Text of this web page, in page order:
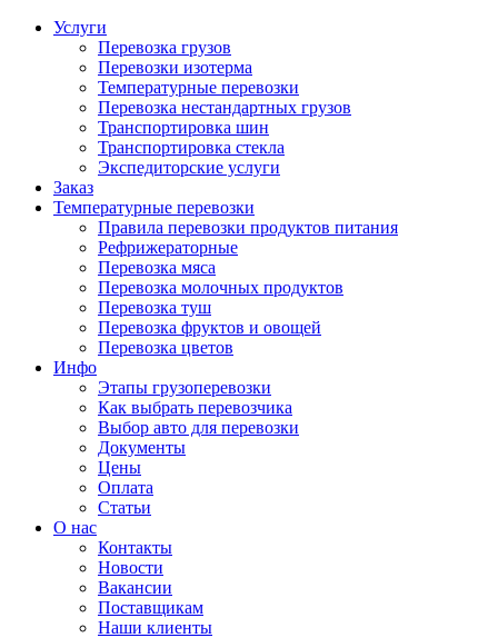
Услуги
Перевозка грузов
Перевозки изотерма
Температурные перевозки
Перевозка нестандартных грузов
Транспортировка шин
Транспортировка стекла
Экспедиторские услуги
Заказ
Температурные перевозки
Правила перевозки продуктов питания
Рефрижераторные
Перевозка мяса
Перевозка молочных продуктов
Перевозка туш
Перевозка фруктов и овощей
Перевозка цветов
Инфо
Этапы грузоперевозки
Как выбрать перевозчика
Выбор авто для перевозки
Документы
Цены
Оплата
Статьи
О нас
Контакты
Новости
Вакансии
Поставщикам
Наши клиенты